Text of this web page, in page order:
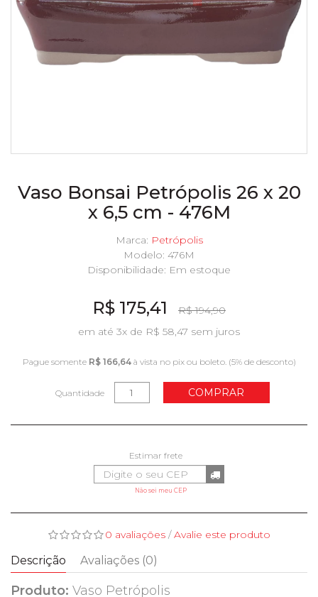
Vaso Bonsai Petrópolis 26 x 20
x 6,5 cm - 476M
Marca: Petrópolis
Modelo: 476M
Disponibilidade: Em estoque
R$ 194,90
R$ 175,41
em até 3x de R$ 58,47 sem juros
Pague somente R$ 166,64à vista no pix ou boleto. (5% de desconto)
Quantidade COMPRAR
Não sei meu CEP
0 avaliações/Avalie este produto
Descrição Avaliações (0)
Produto: Vaso Petrópolis